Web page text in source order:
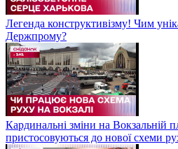
Легенда конструктивізму! Чим
Держпрому?
Кардинальні зміни на Вокзальній
пристосовуються до нової схеми